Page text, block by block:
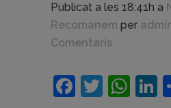
Publicat a les 18:41h a
Recomanem per
Comentaris